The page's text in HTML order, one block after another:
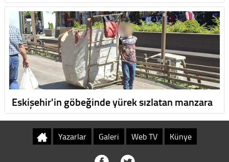
Eskişehir'in göbeğinde yürek sızlatan manzara
Yazarlar Galeri Web TV Künye